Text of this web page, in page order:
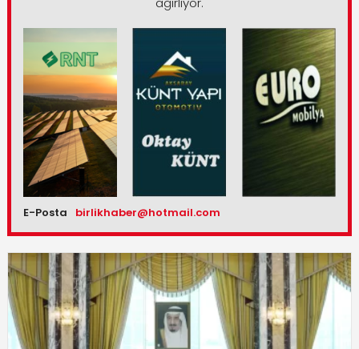
E-Posta birlikhaber@hotmail.com